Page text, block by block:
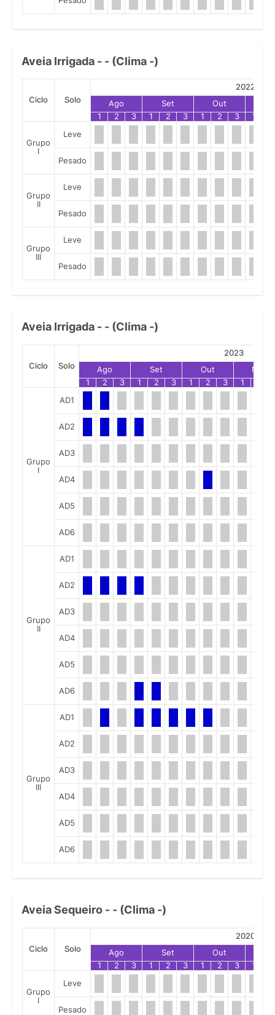
Aveia Irrigada - - (Clima -)
Ciclo Solo
2022
Ago
Set Out
1
2 3 1 2 3 1 2 3 1
Grupo
I
Leve
Pesado
Grupo
II
Leve
Pesado
Grupo
III
Leve
Pesado
Aveia Irrigada - - (Clima -)
Ciclo Solo
2023
Ago
Set Out
Nov
1
2 3 1 2 3 1 2 3 1
Grupo
I
AD1
AD2
AD3
AD4
AD5
AD6
Grupo
II
AD1
AD2
AD3
AD4
AD5
AD6
Grupo
III
AD1
AD2
AD3
AD4
AD5
AD6
Aveia Sequeiro - - (Clima -)
Ciclo Solo
2020
Ago
Set Out
1
2 3 1 2 3 1 2 3 1
Grupo
I
Leve
Pesado